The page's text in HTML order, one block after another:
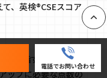
、英検®CSEスコア
が目指す級の合格基
ップに必要な点数の
電話でお問い合わせ